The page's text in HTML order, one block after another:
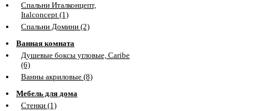
Спальни Италконцепт,
Italconcept (1)
Спальни Домини (2)
Ванная комната
Душевые боксы угловые, Caribe
(6)
Ванны акриловые (8)
Мебель для дома
Стенки (1)